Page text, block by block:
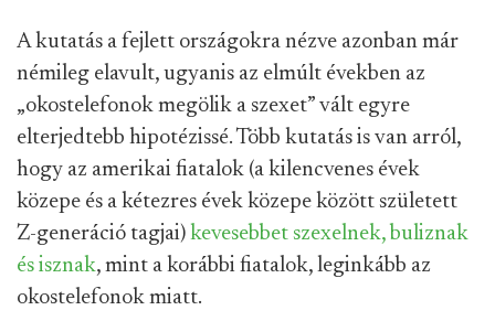
A kutatás a fejlett országokra nézve azonban már
némileg elavult, ugyanis az elmúlt években az
„okostelefonok megölik a szexet” vált egyre
elterjedtebb hipotézissé. Több kutatás is van arról,
hogy az amerikai fiatalok (a kilencvenes évek
közepe és a kétezres évek közepe között született
Z-generáció tagjai) kevesebbet szexelnek, buliznak
és isznak, mint a korábbi fiatalok, leginkább az
okostelefonok miatt.